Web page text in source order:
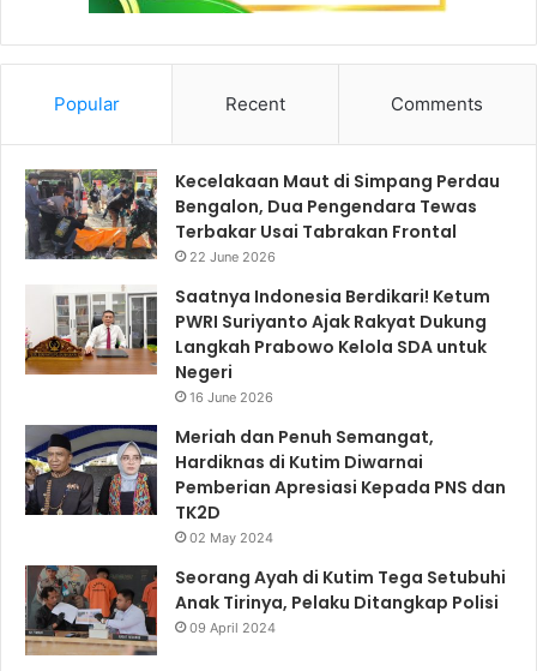
Popular Recent Comments
Kecelakaan Maut di Simpang Perdau
Bengalon, Dua Pengendara Tewas
Terbakar Usai Tabrakan Frontal
22 June 2026
Saatnya Indonesia Berdikari! Ketum
PWRI Suriyanto Ajak Rakyat Dukung
Langkah Prabowo Kelola SDA untuk
Negeri
16 June 2026
Meriah dan Penuh Semangat,
Hardiknas di Kutim Diwarnai
Pemberian Apresiasi Kepada PNS dan
TK2D
02 May 2024
Seorang Ayah di Kutim Tega Setubuhi
Anak Tirinya, Pelaku Ditangkap Polisi
09 April 2024